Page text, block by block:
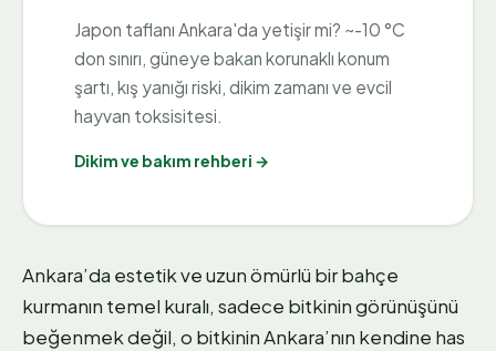
Japon taflanı Ankara'da yetişir mi? ~-10 °C
don sınırı, güneye bakan korunaklı konum
şartı, kış yanığı riski, dikim zamanı ve evcil
hayvan toksisitesi.
Dikim ve bakım rehberi →
Ankara’da estetik ve uzun ömürlü bir bahçe
kurmanın temel kuralı, sadece bitkinin görünüşünü
beğenmek değil, o bitkinin Ankara’nın kendine has